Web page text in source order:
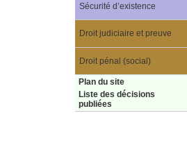
Sécurité d’existence
Droit judiciaire et preuve
Droit pénal (social)
Plan du site
Liste des décisions
publiées